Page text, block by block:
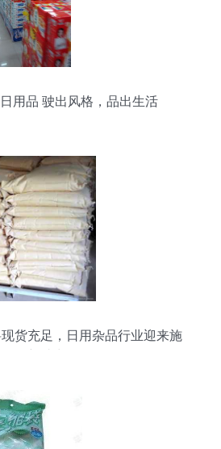
用品 驶出风格，品出生活
货充足，日用杂品行业迎来施